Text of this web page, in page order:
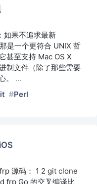
如果不追求最新
是一个更符合 UNIX 哲
甚至支持 Mac OS X
制文件（除了那些需要
。 …
Perl
源码： 1 2 git clone
frp Go 的交叉编译比